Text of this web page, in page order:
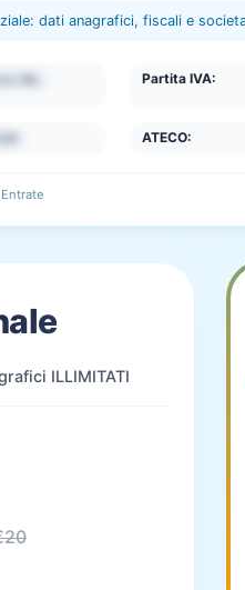
dati anagrafici, fiscali e
Partita IVA:
ATECO:
ILLIMITATI